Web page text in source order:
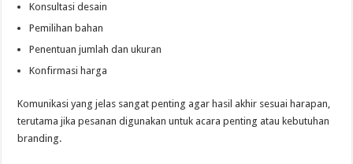
Konsultasi desain
Pemilihan bahan
Penentuan jumlah dan ukuran
Konfirmasi harga
Komunikasi yang jelas sangat penting agar hasil akhir sesuai harapan,
terutama jika pesanan digunakan untuk acara penting atau kebutuhan
branding.